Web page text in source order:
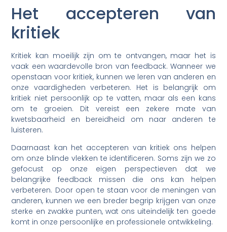
Het accepteren van
kritiek
Kritiek kan moeilijk zijn om te ontvangen, maar het is
vaak een waardevolle bron van feedback. Wanneer we
openstaan voor kritiek, kunnen we leren van anderen en
onze vaardigheden verbeteren. Het is belangrijk om
kritiek niet persoonlijk op te vatten, maar als een kans
om te groeien. Dit vereist een zekere mate van
kwetsbaarheid en bereidheid om naar anderen te
luisteren.
Daarnaast kan het accepteren van kritiek ons helpen
om onze blinde vlekken te identificeren. Soms zijn we zo
gefocust op onze eigen perspectieven dat we
belangrijke feedback missen die ons kan helpen
verbeteren. Door open te staan voor de meningen van
anderen, kunnen we een breder begrip krijgen van onze
sterke en zwakke punten, wat ons uiteindelijk ten goede
komt in onze persoonlijke en professionele ontwikkeling.